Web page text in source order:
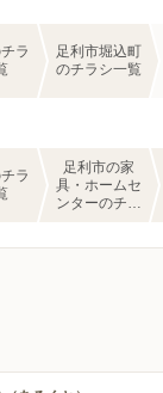
ラ
足利市堀込町
のチラシ一覧
ラ
足利市の家
具・ホームセ
ンターのチラ